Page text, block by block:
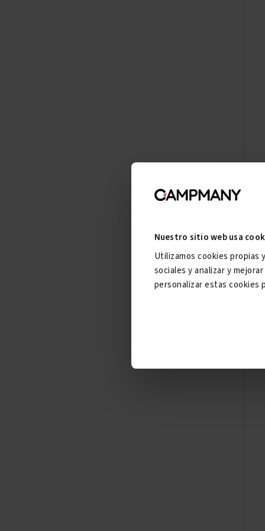
Nuestro sitio web usa
Utilizamos cookies propias
sociales y analizar y
personalizar estas cookies